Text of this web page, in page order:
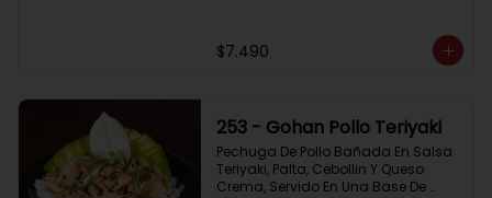
$7.490
253 - Gohan Pollo Teriyaki
Pechuga De Pollo Bañada En Salsa
Teriyaki, Palta, Cebollin Y Queso
Crema, Servido En Una Base De